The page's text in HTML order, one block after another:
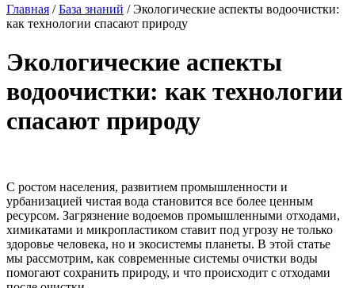
Главная / База знаний /Экологические аспекты водоочистки:
как технологии спасают природу
Экологические аспекты
водоочистки: как технологии
спасают природу
С ростом населения, развитием промышленности и
урбанизацией чистая вода становится все более ценным
ресурсом. Загрязнение водоемов промышленными отходами,
химикатами и микропластиком ставит под угрозу не только
здоровье человека, но и экосистемы планеты. В этой статье
мы рассмотрим, как современные системы очистки воды
помогают сохранить природу, и что происходит с отходами